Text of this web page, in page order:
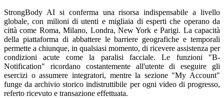
StrongBody AI si conferma una risorsa indispensabile a livello
globale, con milioni di utenti e migliaia di esperti che operano da
città come Roma, Milano, Londra, New York e Parigi. La capacità
della piattaforma di abbattere le barriere geografiche e temporali
permette a chiunque, in qualsiasi momento, di ricevere assistenza per
condizioni acute come la paralisi facciale. Le funzioni "B-
Notification" ricordano costantemente all'utente di eseguire gli
esercizi o assumere integratori, mentre la sezione "My Account"
funge da archivio storico indistruttibile per ogni video di progresso,
referto ricevuto e transazione effettuata.